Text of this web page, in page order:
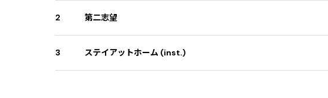
2 第二志望
3 ステイアットホーム (inst.)